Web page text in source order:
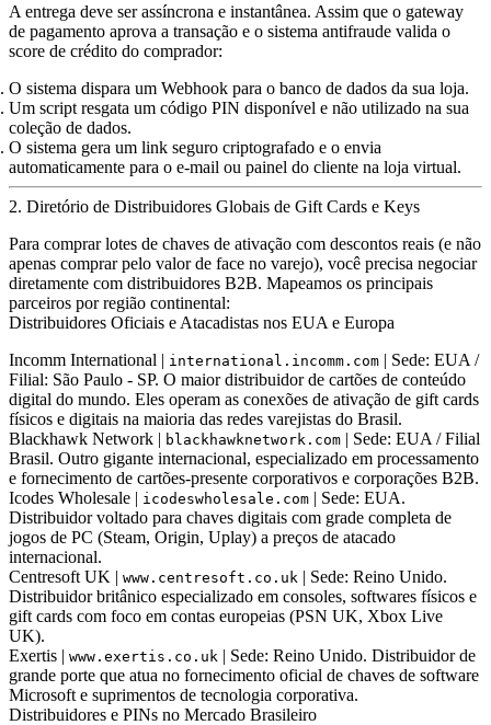
A entrega deve ser assíncrona e instantânea. Assim que o gateway
de pagamento aprova a transação e o sistema antifraude valida o
score de crédito do comprador:
O sistema dispara um Webhook para o banco de dados da sua loja.
Um script resgata um código PIN disponível e não utilizado na sua
coleção de dados.
O sistema gera um link seguro criptografado e o envia
automaticamente para o e-mail ou painel do cliente na loja virtual.
2. Diretório de Distribuidores Globais de Gift Cards e Keys
Para comprar lotes de chaves de ativação com descontos reais (e não
apenas comprar pelo valor de face no varejo), você precisa negociar
diretamente com distribuidores B2B. Mapeamos os principais
parceiros por região continental:
Distribuidores Oficiais e Atacadistas nos EUA e Europa
Incomm International | international.incomm.com | Sede: EUA /
Filial: São Paulo - SP. O maior distribuidor de cartões de conteúdo
digital do mundo. Eles operam as conexões de ativação de gift cards
físicos e digitais na maioria das redes varejistas do Brasil.
Blackhawk Network | blackhawknetwork.com | Sede: EUA / Filial
Brasil. Outro gigante internacional, especializado em processamento
e fornecimento de cartões-presente corporativos e corporações B2B.
Icodes Wholesale | icodeswholesale.com | Sede: EUA.
Distribuidor voltado para chaves digitais com grade completa de
jogos de PC (Steam, Origin, Uplay) a preços de atacado
internacional.
Centresoft UK | www.centresoft.co.uk | Sede: Reino Unido.
Distribuidor britânico especializado em consoles, softwares físicos e
gift cards com foco em contas europeias (PSN UK, Xbox Live
UK).
Exertis | www.exertis.co.uk | Sede: Reino Unido. Distribuidor de
grande porte que atua no fornecimento oficial de chaves de software
Microsoft e suprimentos de tecnologia corporativa.
Distribuidores e PINs no Mercado Brasileiro